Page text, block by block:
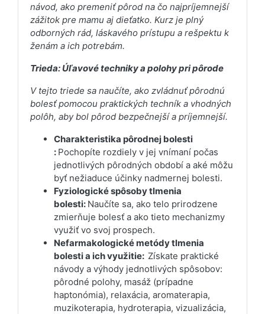
návod, ako premeniť pôrod na čo najpríjemnejší
zážitok pre mamu aj dieťatko. Kurz je plný
odborných rád, láskavého prístupu a rešpektu k
ženám a ich potrebám.
Trieda: Úľavové techniky a polohy pri pôrode
V tejto triede sa naučíte, ako zvládnuť pôrodnú
bolesť pomocou praktických techník a vhodných
polôh, aby bol pôrod bezpečnejší a príjemnejší.
Charakteristika pôrodnej bolesti
: Pochopíte rozdiely v jej vnímaní počas
jednotlivých pôrodných období a aké môžu
byť nežiaduce účinky nadmernej bolesti.
Fyziologické spôsoby tlmenia
bolesti: Naučíte sa, ako telo prirodzene
zmierňuje bolesť a ako tieto mechanizmy
využiť vo svoj prospech.
Nefarmakologické metódy tlmenia
bolesti a ich využitie: Získate praktické
návody a výhody jednotlivých spôsobov:
pôrodné polohy, masáž (prípadne
haptonómia), relaxácia, aromaterapia,
muzikoterapia, hydroterapia, vizualizácia,